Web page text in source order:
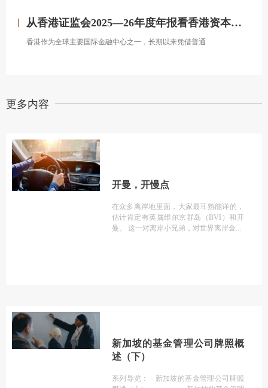
从香港证监会2025—26年度年报看香港资本市场发展的新方向
香港作为全球主要国际金融中心之一，长期以来凭借普通
更多内容
开曼，开慢点
在众多离岸地里面，大家最耳熟能详的，
估计肯定有英属维尔京群岛（BVI）和开
曼。 这一对离岸小兄弟，对世界离岸金
新加坡的基金管理公司牌照概
述（下）
系列导览： · 新加坡的基金管理公司牌照